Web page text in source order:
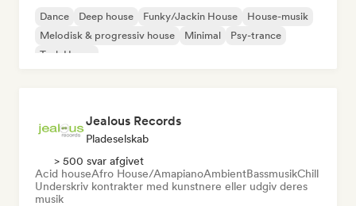
Dance Deep house Funky/Jackin House
House-musik
Melodisk & progressiv house
Minimal
Psy-trance
Tech House
Jealous Records
Pladeselskab
> 500 svar afgivet
Acid houseAfro House/AmapianoAmbientBassmusikChill
Underskriv kontrakter med kunstnere eller udgiv deres
musik